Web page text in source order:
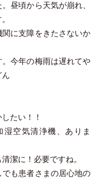
昼頃から天気が崩れ、
に支障をきたさないか
今年の梅雨は遅れてや
ん
たい！！
空気清浄機、ありま
潔に！必要ですね。
も患者さまの居心地の